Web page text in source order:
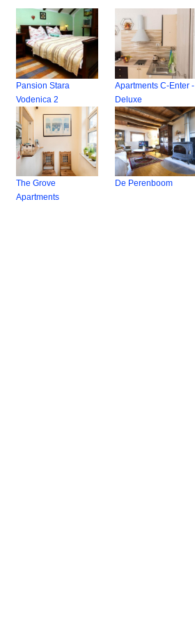
Pansion Stara
Vodenica 2
Apartments C-Enter -
Deluxe
The Grove
Apartments
De Perenboom